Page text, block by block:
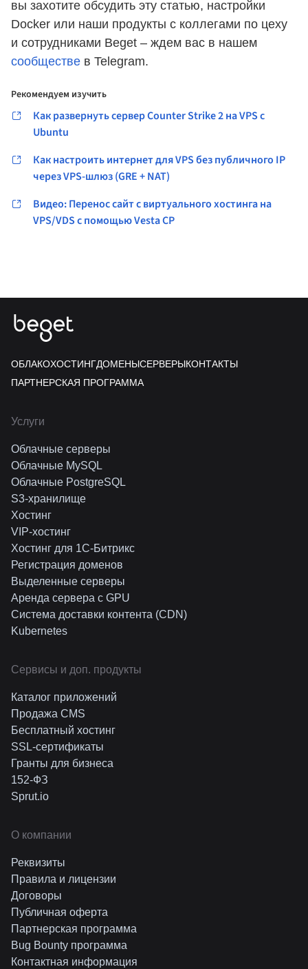
вы захотите обсудить эту статью, настройки
Docker или наши продукты с коллегами по цеху
и сотрудниками Beget – ждем вас в нашем
сообществе в Telegram.
Рекомендуем изучить
Как развернуть сервер Counter Strike 2 на VPS с
Ubuntu
Как настроить интернет для VPS без публичного IP
через VPS-шлюз (GRE + NAT)
Видео: Перенос сайт с виртуального хостинга на
VPS/VDS c помощью Vesta CP
ОБЛАКОХОСТИНГДОМЕНЫСЕРВЕРЫКОНТАКТЫ
ПАРТНЕРСКАЯ ПРОГРАММА
Услуги
Облачные серверы
Облачные MySQL
Облачные PostgreSQL
S3-хранилище
Хостинг
VIP-хостинг
Хостинг для 1C-Битрикс
Регистрация доменов
Выделенные серверы
Аренда сервера с GPU
Система доставки контента (CDN)
Kubernetes
Cервисы и доп. продукты
Каталог приложений
Продажа CMS
Бесплатный хостинг
SSL-сертификаты
Гранты для бизнеса
152-ФЗ
Sprut.io
О компании
Реквизиты
Правила и лицензии
Договоры
Публичная оферта
Партнерская программа
Bug Bounty программа
Контактная информация